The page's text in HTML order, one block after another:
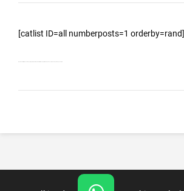
[catlist ID=all numberposts=1 orderby=rand]